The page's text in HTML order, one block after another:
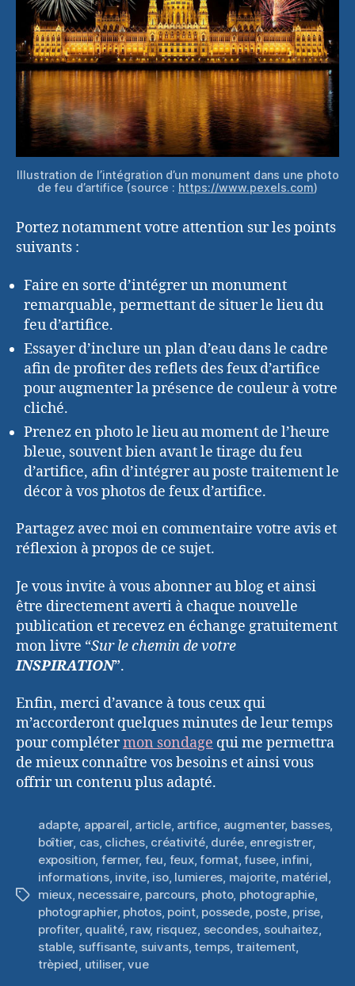
Illustration de l’intégration d’un monument dans une photo
de feu d’artifice (source : https://www.pexels.com)
Portez notamment votre attention sur les points
suivants :
Faire en sorte d’intégrer un monument
remarquable, permettant de situer le lieu du
feu d’artifice.
Essayer d’inclure un plan d’eau dans le cadre
afin de profiter des reflets des feux d’artifice
pour augmenter la présence de couleur à votre
cliché.
Prenez en photo le lieu au moment de l’heure
bleue, souvent bien avant le tirage du feu
d’artifice, afin d’intégrer au poste traitement le
décor à vos photos de feux d’artifice.
Partagez avec moi en commentaire votre avis et
réflexion à propos de ce sujet.
Je vous invite à vous abonner au blog et ainsi
être directement averti à chaque nouvelle
publication et recevez en échange gratuitement
mon livre “Sur le chemin de votre
INSPIRATION”.
Enfin, merci d’avance à tous ceux qui
m’accorderont quelques minutes de leur temps
pour complétermon sondage qui me permettra
de mieux connaître vos besoins et ainsi vous
offrir un contenu plus adapté.
Étiquettes
adapte, appareil, article, artifice, augmenter, basses,
boîtier, cas, cliches, créativité, durée, enregistrer,
exposition, fermer, feu, feux,format,fusee, infini,
informations, invite, iso, lumieres, majorite, matériel,
mieux, necessaire, parcours, photo, photographie,
photographier, photos, point, possede, poste, prise,
profiter, qualité, raw, risquez, secondes, souhaitez,
stable, suffisante, suivants,temps, traitement,
trèpied, utiliser,vue